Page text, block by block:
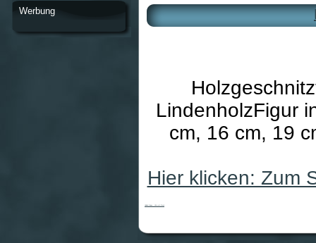
LindenholzFigur
cm, 16 cm, 19
Hier klicken: Zum
Werbung